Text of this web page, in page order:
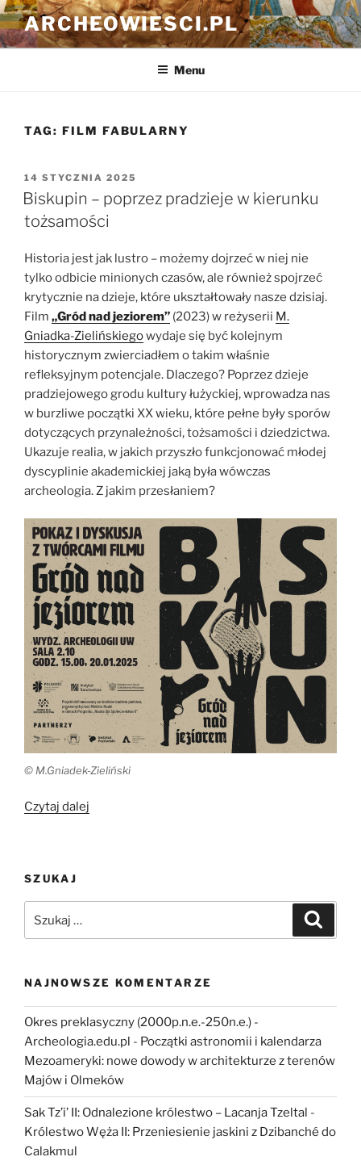
Przejdź
do
treści
ARCHEOWIESCI.PL
Menu
TAG: FILM FABULARNY
OPUBLIKOWANE
W
14 STYCZNIA 2025
Biskupin – poprzez pradzieje w kierunku
tożsamości
Historia jest jak lustro – możemy dojrzeć w niej nie
tylko odbicie minionych czasów, ale również spojrzeć
krytycznie na dzieje, które ukształtowały nasze dzisiaj.
Film „Gród nad jeziorem” (2023) w reżyserii M.
Gniadka-Zielińskiegowydaje się być kolejnym
historycznym zwierciadłem o takim właśnie
refleksyjnym potencjale. Dlaczego? Poprzez dzieje
pradziejowego grodu kultury łużyckiej, wprowadza nas
w burzliwe początki XX wieku, które pełne były sporów
dotyczących przynależności, tożsamości i dziedzictwa.
Ukazuje realia, w jakich przyszło funkcjonować młodej
dyscyplinie akademickiej jaką była wówczas
archeologia. Z jakim przesłaniem?
© M.Gniadek-Zieliński
Czytaj dalej
kierunku
SZUKAJ
NAJNOWSZE KOMENTARZE
Okres preklasyczny (2000p.n.e.-250n.e.) -
Archeologia.edu.pl - Początki astronomii i kalendarza
Mezoameryki: nowe dowody w architekturze z terenów
Majów i Olmeków
Sak Tz’i’ II: Odnalezione królestwo – Lacanja Tzeltal -
Królestwo Węża II: Przeniesienie jaskini z Dzibanché do
Calakmul